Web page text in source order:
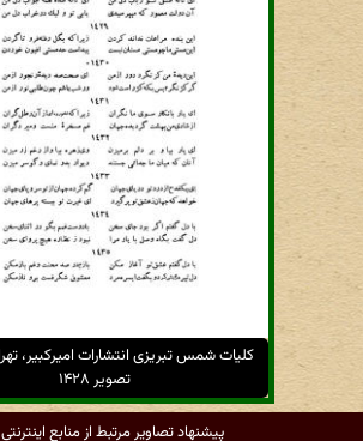
تصویر ۱۴۲۸
پیشنهاد تصاویر مرتبط از منابع اینترنتی